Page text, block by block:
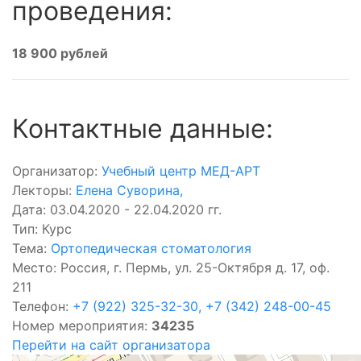
проведения:
18 900 рублей
Контактные данные:
Организатор: Учебный центр МЕД-АРТ
Лекторы: Елена Суворина,
Дата: 03.04.2020 - 22.04.2020 гг.
Тип: Курс
Тема: Ортопедическая стоматология
Место: Россия, г. Пермь, ул. 25-Октября д. 17, оф.
211
Телефон: +7 (922) 325-32-30, +7 (342) 248-00-45
Номер мероприятия: 34235
Перейти на сайт организатора